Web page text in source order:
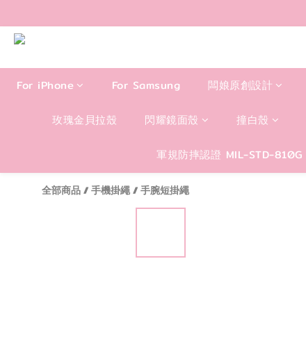
For iPhone For Samsung 闆娘原創設計
玫瑰金貝拉殼 閃耀鏡面殼 撞白殼
軍規防摔認證 MIL-STD-810G
全部商品/手機掛繩/手腕短掛繩